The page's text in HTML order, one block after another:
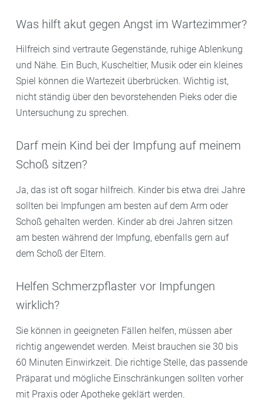
Was hilft akut gegen Angst im Wartezimmer?
Hilfreich sind vertraute Gegenstände, ruhige Ablenkung
und Nähe. Ein Buch, Kuscheltier, Musik oder ein kleines
Spiel können die Wartezeit überbrücken. Wichtig ist,
nicht ständig über den bevorstehenden Pieks oder die
Untersuchung zu sprechen.
Darf mein Kind bei der Impfung auf meinem
Schoß sitzen?
Ja, das ist oft sogar hilfreich. Kinder bis etwa drei Jahre
sollten bei Impfungen am besten auf dem Arm oder
Schoß gehalten werden. Kinder ab drei Jahren sitzen
am besten während der Impfung, ebenfalls gern auf
dem Schoß der Eltern.
Helfen Schmerzpflaster vor Impfungen
wirklich?
Sie können in geeigneten Fällen helfen, müssen aber
richtig angewendet werden. Meist brauchen sie 30 bis
60 Minuten Einwirkzeit. Die richtige Stelle, das passende
Präparat und mögliche Einschränkungen sollten vorher
mit Praxis oder Apotheke geklärt werden.